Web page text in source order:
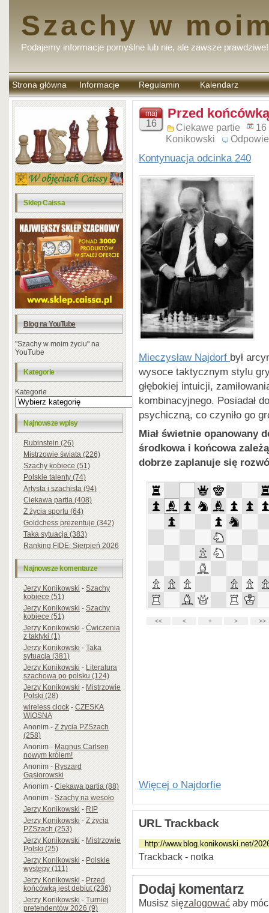
Szachy w
Podajemy informacje pomyślne lub nie, ale zawsze prawdziwe!
Strona główna Informacje Regulamin
komentarzy
Kalendarz
Sklep Caissa
Blog na YouTube
"Szachy w moim życiu" na
YouTube
Kategorie
Kategorie
Najnowsze wpisy
Rubinstein (26)
Mistrzowie świata (226)
Szachy kobiece (51)
Polskie talenty (74)
Artysta i szachista (94)
Ciekawa partia (408)
Z życia sportu (64)
Goldchess prezentuje (342)
Taka sytuacja (383)
Ranking FIDE: Sierpień 2026
Najnowsze komentarze
Jerzy Konikowski-Szachy
kobiece (51)
Jerzy Konikowski-Szachy
kobiece (51)
Jerzy Konikowski-Ćwiczenia
z taktyki (1)
Jerzy Konikowski-Taka
sytuacja (381)
Jerzy Konikowski-Literatura
szachowa po polsku (124)
Jerzy Konikowski-Mistrzowie
Polski (28)
wireless clock-CZESKA
WIOSNA
Anonim-Z życia PZSzach
(258)
Anonim-Magnus Carlsen
nowym królem!
Anonim-Ryszard
Gąsiorowski
Anonim-Ciekawa partia (88)
Anonim-Szachy na wesoło
Jerzy Konikowski-RIP
Jerzy Konikowski-Z życia
PZSzach (253)
Jerzy Konikowski-Mistrzowie
Polski (25)
Jerzy Konikowski-Polskie
występy (111)
Jerzy Konikowski-Przed
końcówką jest debiut (236)
Jerzy Konikowski-Turniej
pretendentów 2026 (9)
maj
16
Przed
Ciekawe partie
16
Konikowski
Kontynuacja odcinka 240
Mieczysław Najdorf był
wysoce taktycznym stylu
głębokiej intuicji,
kombinacyjnego. Posiadał
psychiczną, co czyniło go
Miał świetnie opanowany
środkowa i końcowa
dobrze zaplanuje się
Więcej o Najdorfie
URL Trackback
Trackback - notka
Dodaj komentarz
Musisz sięzalogować aby